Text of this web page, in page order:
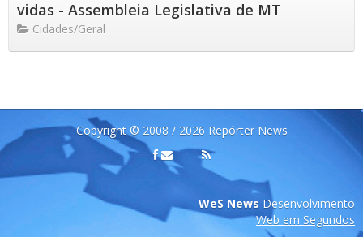
vidas - Assembleia Legislativa de MT
Cidades/Geral
Copyright © 2008 / 2026 Repórter News
WeS News Desenvolvimento
Web em Segundos